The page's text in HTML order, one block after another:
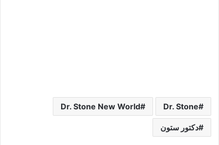
Dr. Stone
Dr. Stone New World
دكتور ستون